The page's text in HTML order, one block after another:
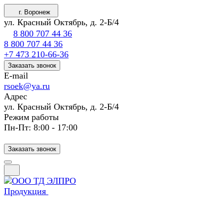
г. Воронеж
ул. Красный Октябрь, д. 2-Б/4
8 800 707 44 36
8 800 707 44 36
+7 473 210-66-36
Заказать звонок
E-mail
rsoek@ya.ru
Адрес
ул. Красный Октябрь, д. 2-Б/4
Режим работы
Пн-Пт: 8:00 - 17:00
Заказать звонок
Продукция